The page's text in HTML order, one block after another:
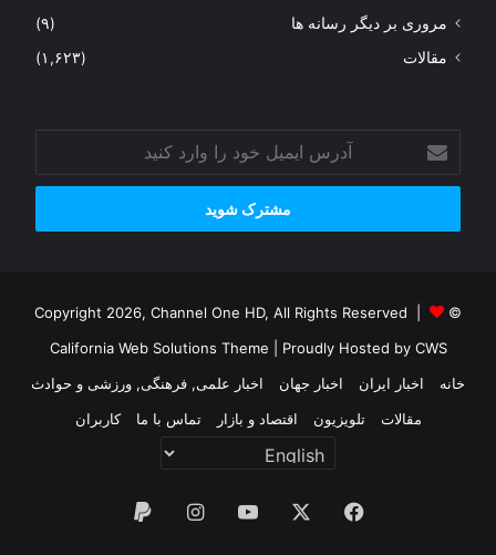
مروری بر دیگر رسانه ها
(۹)
مقالات
(۱,۶۲۳)
ایمیل
خود
وارد
© Copyright 2026, Channel One HD, All Rights Reserved |
California Web Solutions Theme | Proudly Hosted by CWS
خانه
اخبار ایران اخبار جهان
اخبار علمی, فرهنگی, ورزشی و حوادث
مقالات
تلویزیون اقتصاد و بازار تماس با ما کاربران
فیس یوتیوب اینستاگرام